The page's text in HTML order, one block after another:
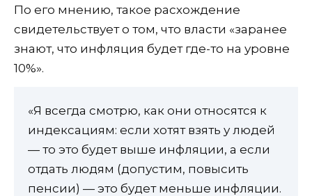
По его мнению, такое расхождение
свидетельствует о том, что власти «заранее
знают, что инфляция будет где-то на уровне
10%».
«Я всегда смотрю, как они относятся к
индексациям: если хотят взять у людей
— то это будет выше инфляции, а если
отдать людям (допустим, повысить
пенсии) — это будет меньше инфляции.